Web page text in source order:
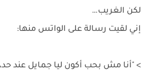
لكن الغريب…
إني لقيت رسالة على الواتس منها:
> "أنا مش بحب أكون ليا جمايل عند حد،